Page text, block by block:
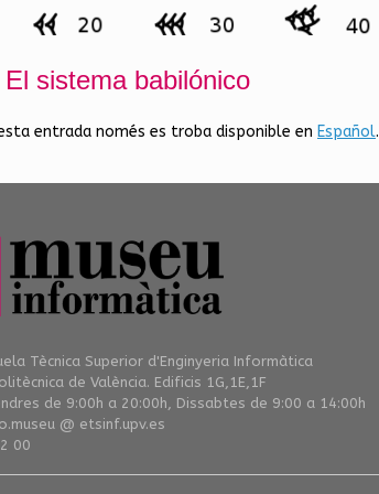
sistema babilónico
entrada només es troba disponible en Español.
Tècnica Superior d'Enginyeria Informàtica
de València. Edificis 1G,1E,1F
de 9:00h a 20:00h, Dissabtes de 9:00 a 14:00h
@ etsinf.upv.es
00